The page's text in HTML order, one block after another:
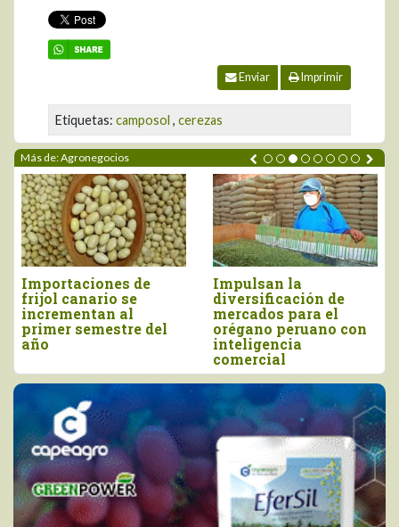
Enviar Imprimir
Etiquetas: camposol , cerezas
Más de: Agronegocios
Importaciones de
frijol canario se
incrementan al
primer semestre del
año
Impulsan la
diversificación de
mercados para el
orégano peruano con
inteligencia
comercial